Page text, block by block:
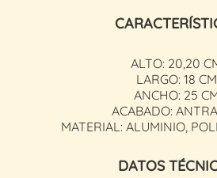
ALTO: 20,20
LARGO: 18
ANCHO: 25
ACABADO:
MATERIAL: ALUMINIO,
DATOS